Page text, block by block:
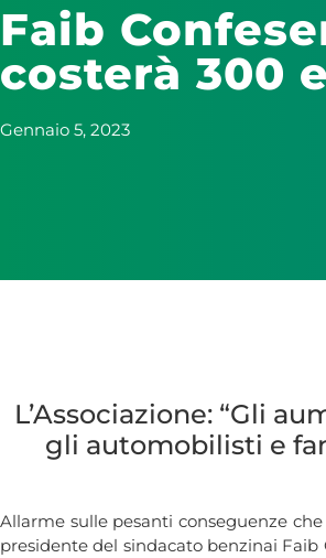
Faib
costerà 300
Gennaio 5, 2023
L’Associazione: “Gli
gli automobilisti e
Allarme sulle pesanti conseguenze
presidente del sindacato benzinai